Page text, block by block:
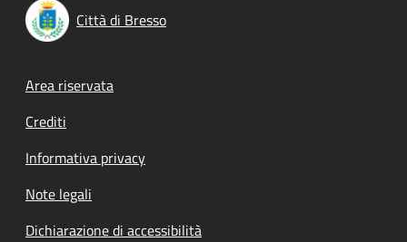
Città di Bresso
Footer menu
Area riservata
Crediti
Informativa privacy
Note legali
Dichiarazione di accessibilità